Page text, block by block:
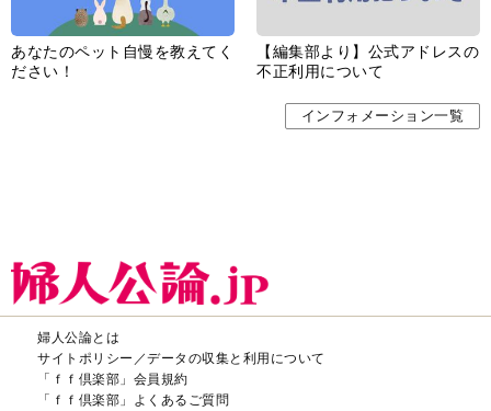
あなたのペット自慢を教えてく
ださい！
【編集部より】公式アドレスの
不正利用について
インフォメーション一覧
婦人公論とは
サイトポリシー／データの収集と利用について
「ｆｆ倶楽部」会員規約
「ｆｆ倶楽部」よくあるご質問